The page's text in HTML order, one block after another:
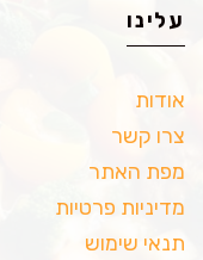
עלינו
אודות
צרו קשר
מפת האתר
מדיניות פרטיות
תנאי שימוש